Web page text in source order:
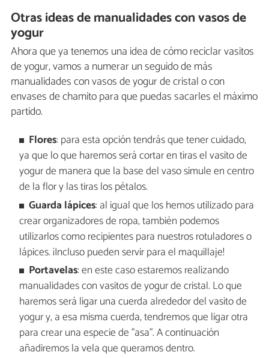
Otras ideas de manualidades con vasos de
yogur
Ahora que ya tenemos una idea de cómo reciclar vasitos
de yogur, vamos a numerar un seguido de más
manualidades con vasos de yogur de cristal o con
envases de chamito para que puedas sacarles el máximo
partido.
Flores: para esta opción tendrás que tener cuidado,
ya que lo que haremos será cortar en tiras el vasito de
yogur de manera que la base del vaso simule en centro
de la flor y las tiras los pétalos.
Guarda lápices: al igual que los hemos utilizado para
crear organizadores de ropa, también podemos
utilizarlos como recipientes para nuestros rotuladores o
lápices. ¡Incluso pueden servir para el maquillaje!
Portavelas: en este caso estaremos realizando
manualidades con vasitos de yogur de cristal. Lo que
haremos será ligar una cuerda alrededor del vasito de
yogur y, a esa misma cuerda, tendremos que ligar otra
para crear una especie de "asa". A continuación
añadiremos la vela que queramos dentro.